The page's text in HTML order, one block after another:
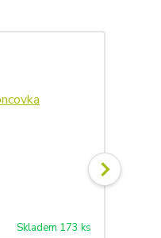
Skladem 173 ks